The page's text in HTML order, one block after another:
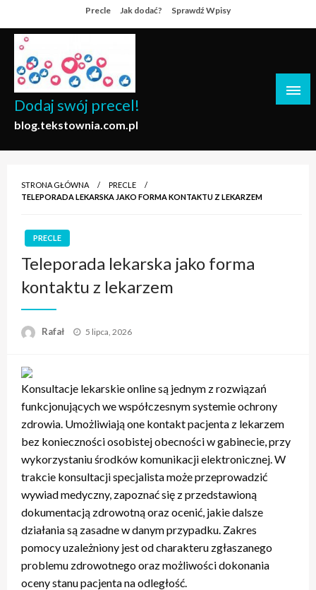
to
content
Precle Jak dodać? Sprawdź Wpisy
Dodaj swój precel!
blog.tekstownia.com.pl
STRONA GŁÓWNA
PRECLE
TELEPORADA LEKARSKA JAKO FORMA KONTAKTU Z LEKARZEM
PRECLE
Teleporada lekarska jako forma
kontaktu z lekarzem
Rafał
Opublikowane
5 lipca, 2026
Konsultacje lekarskie online są jednym z rozwiązań
funkcjonujących we współczesnym systemie ochrony
zdrowia. Umożliwiają one kontakt pacjenta z lekarzem
bez konieczności osobistej obecności w gabinecie, przy
wykorzystaniu środków komunikacji elektronicznej. W
trakcie konsultacji specjalista może przeprowadzić
wywiad medyczny, zapoznać się z przedstawioną
dokumentacją zdrowotną oraz ocenić, jakie dalsze
działania są zasadne w danym przypadku. Zakres
pomocy uzależniony jest od charakteru zgłaszanego
problemu zdrowotnego oraz możliwości dokonania
oceny stanu pacjenta na odległość.